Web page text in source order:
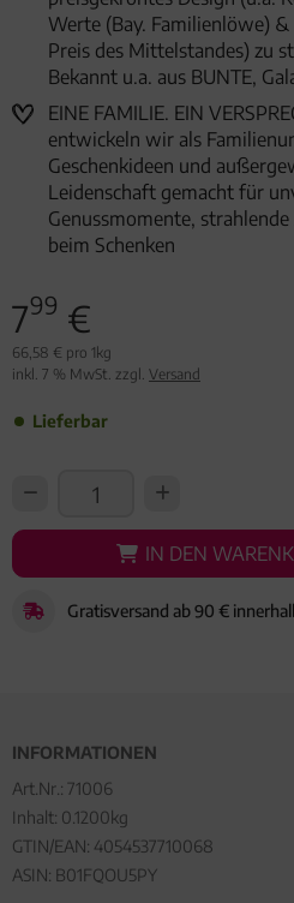
Werte (Bay. Familienlöwe)
Preis des Mittelstandes) zu
Bekannt u.a. aus BUNTE,
EINE FAMILIE. EIN
entwickeln wir als
Geschenkideen und
Leidenschaft gemacht für
Genussmomente,
beim Schenken
799 €
66,58 € pro 1kg
inkl. 7 % MwSt. zzgl. Versand
Lieferbar
IN DEN
IN DEN
Gratisversand ab 90 €
INFORMATIONEN
Art.Nr.: 71006
Inhalt: 0.1200kg
GTIN/EAN: 4054537710068
ASIN: B01FQOU5PY